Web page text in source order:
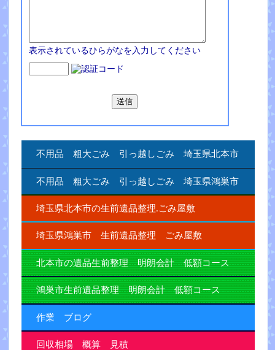
表示されているひらがなを入力してください
不用品 粗大ごみ 引っ越しごみ 埼玉県北本市
不用品 粗大ごみ 引っ越しごみ 埼玉県鴻巣市
埼玉県北本市の生前遺品整理.ごみ屋敷
埼玉県鴻巣市 生前遺品整理 ごみ屋敷
北本市の遺品生前整理 明朗会計 低額コース
鴻巣市生前遺品整理 明朗会計 低額コース
作業 ブログ
回収相場 概算 見積